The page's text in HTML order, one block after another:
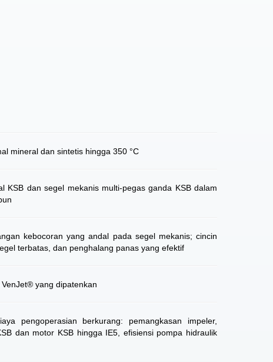
mineral dan sintetis hingga 350 °C
KSB dan segel mekanis multi-pegas ganda KSB dalam
kebocoran yang andal pada segel mekanis; cincin
terbatas, dan penghalang panas yang efektif
yang dipatenkan
pengoperasian berkurang: pemangkasan impeler,
dan motor KSB hingga IE5, efisiensi pompa hidraulik